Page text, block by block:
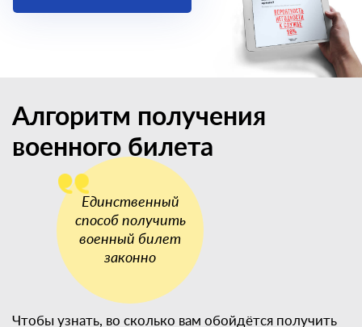
Алгоритм получения
военного билета
Чтобы узнать, во сколько вам обойдётся получить